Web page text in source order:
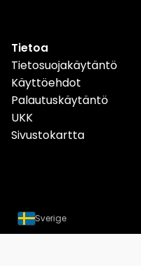
Tietoa
Tietosuojakäytäntö
Käyttöehdot
Palautuskäytäntö
UKK
Sivustokartta
Sverige